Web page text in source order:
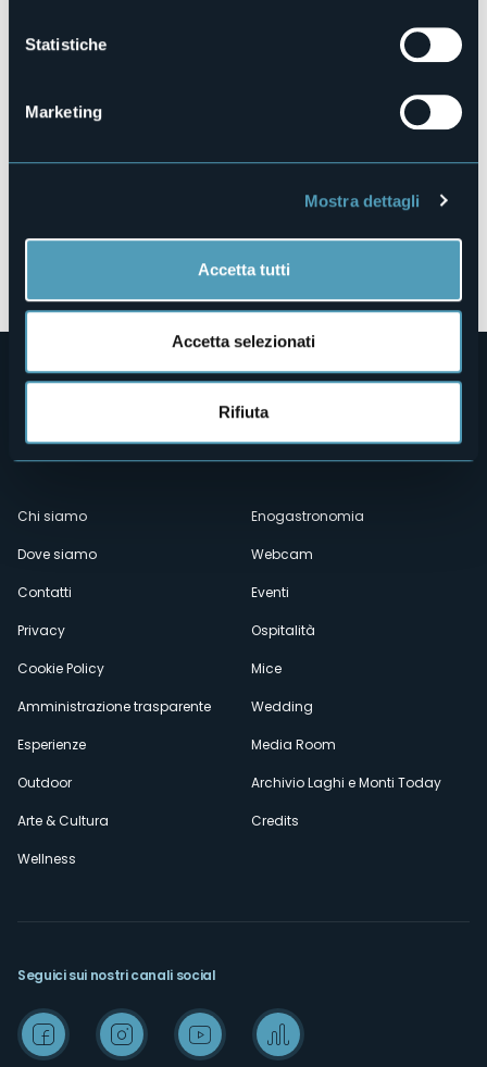
Statistiche
Marketing
Mostra dettagli
Accetta tutti
Accetta selezionati
Rifiuta
28852 - Craveggia (VB)
Menù
secondario
Chi siamo
Dove siamo
Contatti
Privacy
Cookie Policy
Amministrazione trasparente
Esperienze
Outdoor
Arte & Cultura
Wellness
Enogastronomia
Webcam
Eventi
Ospitalità
Mice
Wedding
Media Room
Archivio Laghi e Monti Today
Credits
Seguici sui nostri canali social